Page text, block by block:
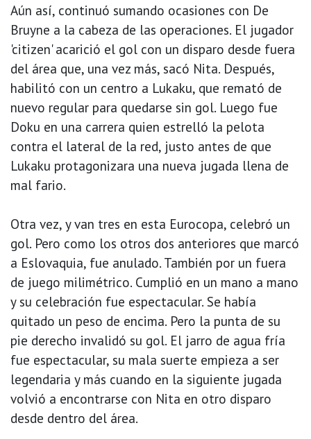
Aún así, continuó sumando ocasiones con De
Bruyne a la cabeza de las operaciones. El jugador
'citizen' acarició el gol con un disparo desde fuera
del área que, una vez más, sacó Nita. Después,
habilitó con un centro a Lukaku, que remató de
nuevo regular para quedarse sin gol. Luego fue
Doku en una carrera quien estrelló la pelota
contra el lateral de la red, justo antes de que
Lukaku protagonizara una nueva jugada llena de
mal fario.
Otra vez, y van tres en esta Eurocopa, celebró un
gol. Pero como los otros dos anteriores que marcó
a Eslovaquia, fue anulado. También por un fuera
de juego milimétrico. Cumplió en un mano a mano
y su celebración fue espectacular. Se había
quitado un peso de encima. Pero la punta de su
pie derecho invalidó su gol. El jarro de agua fría
fue espectacular, su mala suerte empieza a ser
legendaria y más cuando en la siguiente jugada
volvió a encontrarse con Nita en otro disparo
desde dentro del área.